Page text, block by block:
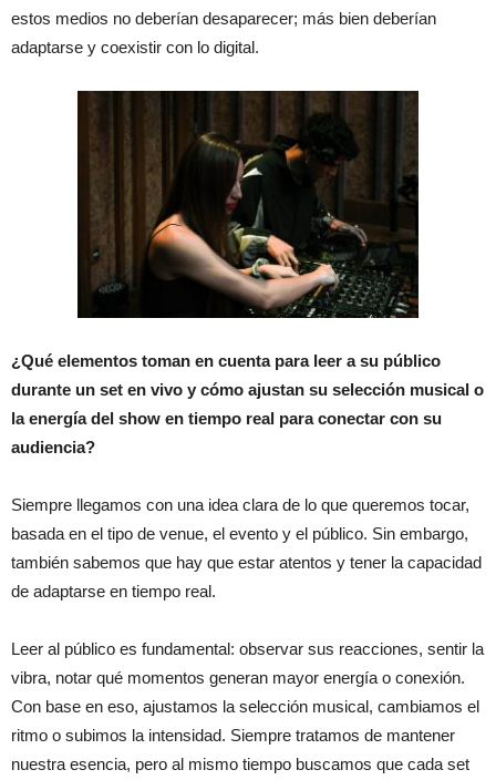
estos medios no deberían desaparecer; más bien deberían
adaptarse y coexistir con lo digital.
¿Qué elementos toman en cuenta para leer a su público
durante un set en vivo y cómo ajustan su selección musical o
la energía del show en tiempo real para conectar con su
audiencia?
Siempre llegamos con una idea clara de lo que queremos tocar,
basada en el tipo de venue, el evento y el público. Sin embargo,
también sabemos que hay que estar atentos y tener la capacidad
de adaptarse en tiempo real.
Leer al público es fundamental: observar sus reacciones, sentir la
vibra, notar qué momentos generan mayor energía o conexión.
Con base en eso, ajustamos la selección musical, cambiamos el
ritmo o subimos la intensidad. Siempre tratamos de mantener
nuestra esencia, pero al mismo tiempo buscamos que cada set